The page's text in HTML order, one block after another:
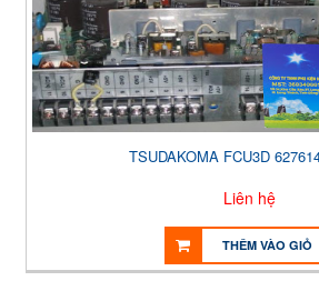
TSUDAKOMA FCU3D
Liên hệ
THÊM VÀO GIỎ